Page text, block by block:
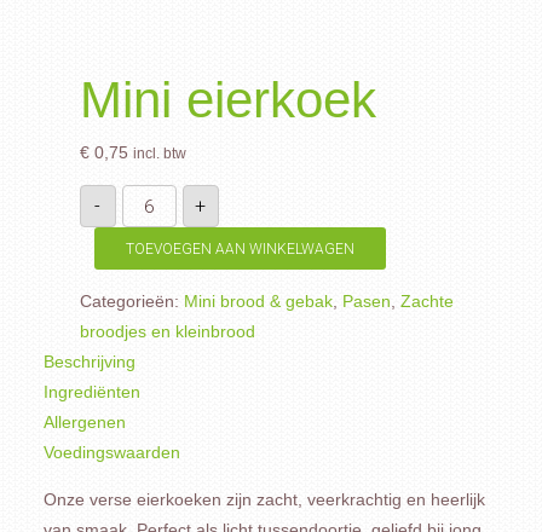
Mini eierkoek
€0,75 incl. btw
-
Mini
eierkoek
aantal
+
TOEVOEGEN AAN WINKELWAGEN
Categorieën: Mini brood & gebak, Pasen Zachte
broodjes en kleinbrood
Beschrijving
Ingrediënten
Allergenen
Voedingswaarden
Onze verse eierkoeken zijn zacht, veerkrachtig en heerlijk